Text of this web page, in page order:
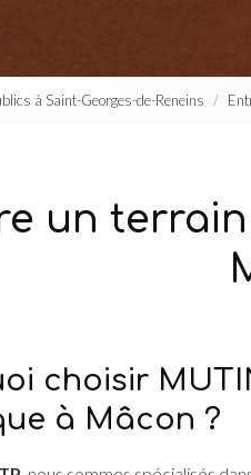
à Saint-Georges-de-Reneins
un
choisir
à Mâcon ?